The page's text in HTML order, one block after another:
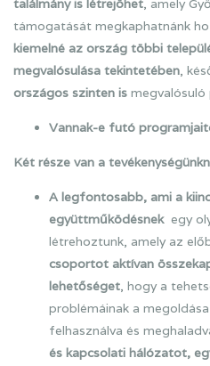
találmány is létrejöhet, amely
támogatását megkaphatnánk
kiemelné az ország többi
megvalósulása tekintetében,
országos szinten is megvalósuló
Vannak-e futó
Két része van a
A legfontosabb, ami a
együttműködésnekegy
létrehoztunk, amely az
csoportot aktívan
lehetőséget, hogy a
problémáinak a
felhasználva és
és kapcsolati hálózatot,